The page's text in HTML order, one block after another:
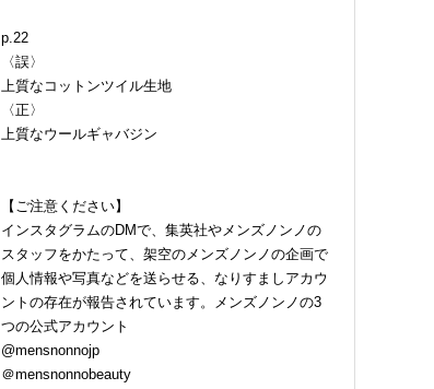
p.22
〈誤〉
上質なコットンツイル生地
〈正〉
上質なウールギャバジン
【ご注意ください】
インスタグラムのDMで、集英社やメンズノンノの
スタッフをかたって、架空のメンズノンノの企画で
個人情報や写真などを送らせる、なりすましアカウ
ントの存在が報告されています。メンズノンノの3
つの公式アカウント
@mensnonnojp
＠mensnonnobeauty